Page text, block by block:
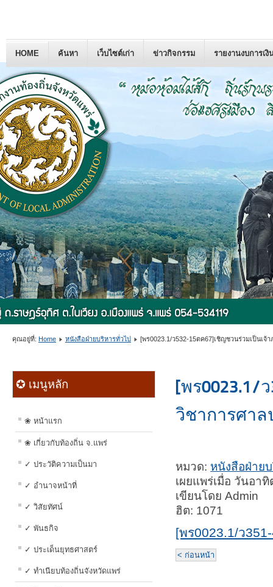
HOME ค้นหา เว็บไซต์เก่า ข่าวกิจกรรม รายงานงบการเงิ
คุณอยู่ที่: Home หนังสือฝ่ายบริหารทั่วไป [พร0023.1/ว532-15ตค67]เชิญชวนร่วมเป็นเ
✪ เมนูหลัก
❀ หน้าแรก
❀ เกี่ยวกับท้องถิ่น จ.แพร่
✓ ประวัติความเป็นมา
✓ อำนาจหน้าที่
✓ วิสัยทัศน์
✓ พันธกิจ
✓ ประเด็นยุทธศาสตร์
✓ ทำเนียบท้องถิ่นจังหวัดแพร่
[พร0023.1/
วิชาการศาล
หมวด: หนังสือฝ่าย
เผยแพร่เมื่อ วันอา
เขียนโดย Admin
ฮิต: 1071
[พร0023.1/ว
< ก่อนหน้า